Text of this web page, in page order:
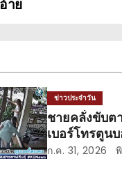
าย
ข่าวประจำวัน
ชายคลั่งขับต
เบอร์โทรตูน
ก.ค. 31, 2026